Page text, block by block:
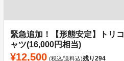
緊急追加！【形態安定】トリ
ャツ(16,000円相当)
¥12,500 (税込/送料込)残り294